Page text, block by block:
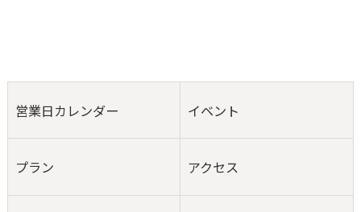
営業日カレンダー イベント
プラン アクセス